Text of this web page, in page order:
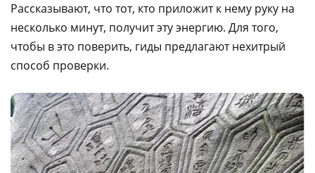
Рассказывают, что тот, кто приложит к нему руку на
несколько минут, получит эту энергию. Для того,
чтобы в это поверить, гиды предлагают нехитрый
способ проверки.